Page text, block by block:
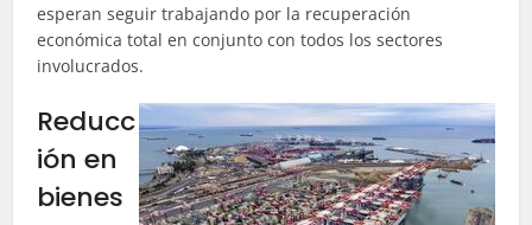
esperan seguir trabajando por la recuperación
económica total en conjunto con todos los sectores
involucrados.
Reducc
ión en
bienes